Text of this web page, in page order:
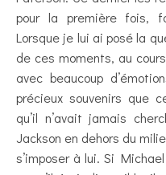
pour la première fois,
Lorsque je lui ai posé la
de ces moments, au
avec beaucoup
précieux souvenirs que
qu’il n’avait jamais
Jackson en dehors du
s’imposer à lui. Si